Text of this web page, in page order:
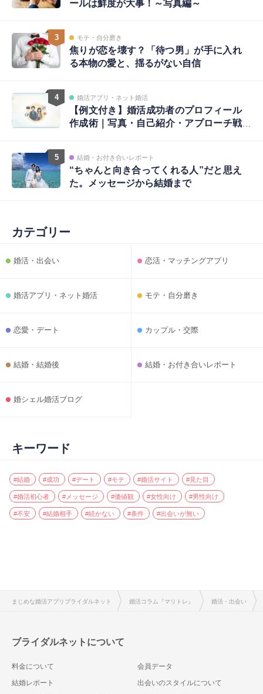
ールは鮮度が大事！～写真編～
3 モテ・自分磨き
焦りが恋を壊す？「待つ男」が手に入れ
る本物の愛と、揺るがない自信
4 婚活アプリ・ネット婚活
【例文付き】婚活成功者のプロフィール
作成術｜写真・自己紹介・アプローチ戦
5 結婚・お付き合いレポート
“ちゃんと向き合ってくれる人”だと思え
た。メッセージから結婚まで
カテゴリー
婚活・出会い 恋活・マッチングアプリ
婚活アプリ・ネット婚活 モテ・自分磨き
恋愛・デート カップル・交際
結婚・結婚後 結婚・お付き合いレポート
婚シェル婚活ブログ
キーワード
#結婚 #成功 #デート #モテ #婚活サイト #見た目
#婚活初心者 #メッセージ #価値観 #女性向け #男性向け
#不安 #結婚相手 #続かない #条件 #出会いが無い
まじめな婚活アプリブライダルネット 婚活コラム『マリトレ』 婚活・出会い
ブライダルネットについて
料金について
会員データ
結婚レポート
出会いのスタイルについて